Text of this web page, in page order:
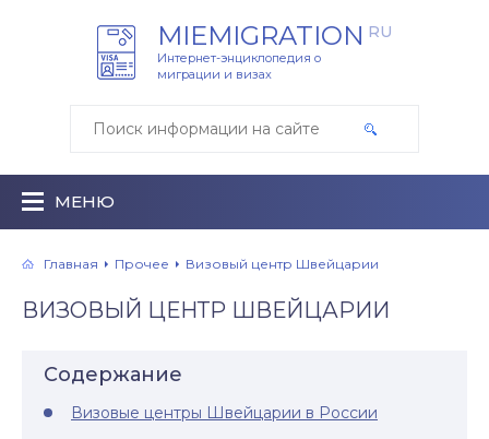
MIEMIGRATION RU
Интернет-энциклопедия о
миграции и визах
МЕНЮ
Главная Прочее Визовый центр Швейцарии
ВИЗОВЫЙ ЦЕНТР ШВЕЙЦАРИИ
Содержание
Визовые центры Швейцарии в России